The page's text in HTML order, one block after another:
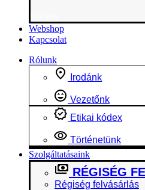
Webshop
Kapcsolat
Rólunk
Irodánk
Vezetőnk
Etikai kódex
Történetünk
Szolgáltatásaink
RÉGISÉG
Régiség felvásárlás